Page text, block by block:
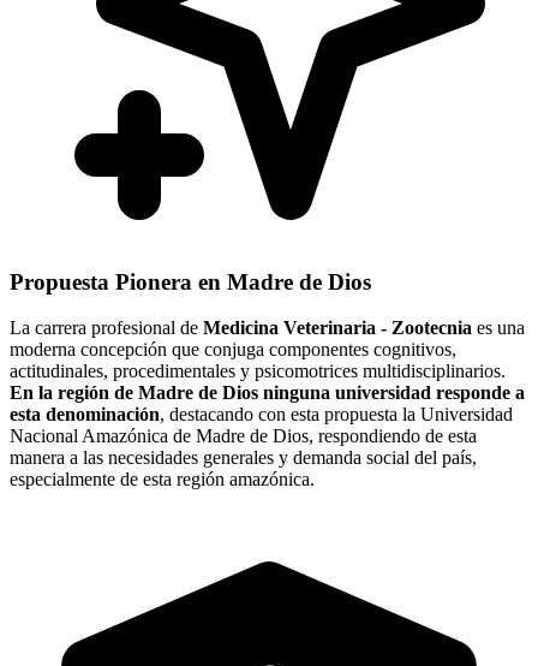
Propuesta Pionera en Madre de Dios
La carrera profesional de Medicina Veterinaria - Zootecnia es una
moderna concepción que conjuga componentes cognitivos,
actitudinales, procedimentales y psicomotrices multidisciplinarios.
En la región de Madre de Dios ninguna universidad responde a
esta denominación, destacando con esta propuesta la Universidad
Nacional Amazónica de Madre de Dios, respondiendo de esta
manera a las necesidades generales y demanda social del país,
especialmente de esta región amazónica.